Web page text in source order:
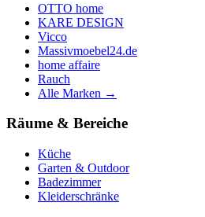
OTTO home
KARE DESIGN
Vicco
Massivmoebel24.de
home affaire
Rauch
Alle Marken →
Räume & Bereiche
Küche
Garten & Outdoor
Badezimmer
Kleiderschränke